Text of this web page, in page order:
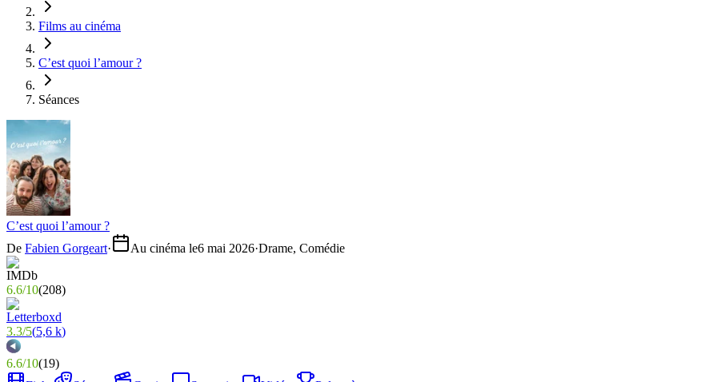
Films au cinéma
C’est quoi l’amour ?
Séances
C’est quoi l’amour ?
De Fabien Gorgeart· Au cinéma le6 mai 2026·Drame, Comédie
6.6/10(208)
3.3/5(5,6 k)
6.6/10(19)